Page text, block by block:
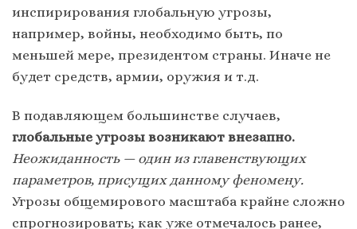
инспирирования глобальную угрозы,
например, войны, необходимо быть, по
меньшей мере, президентом страны. Иначе не
будет средств, армии, оружия и т.д.
В подавляющем большинстве случаев,
глобальные угрозы возникают внезапно.
Неожиданность — один из главенствующих
параметров, присущих данному феномену.
Угрозы общемирового масштаба крайне сложно
спрогнозировать; как уже отмечалось ранее,